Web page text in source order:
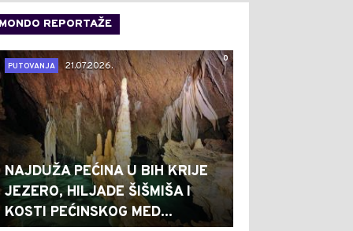
MONDO REPORTAŽE
0
PUTOVANJA
21.07.2026.
NAJDUŽA PEĆINA U BIH KRIJE
JEZERO, HILJADE ŠIŠMIŠA I
KOSTI PEĆINSKOG MED...